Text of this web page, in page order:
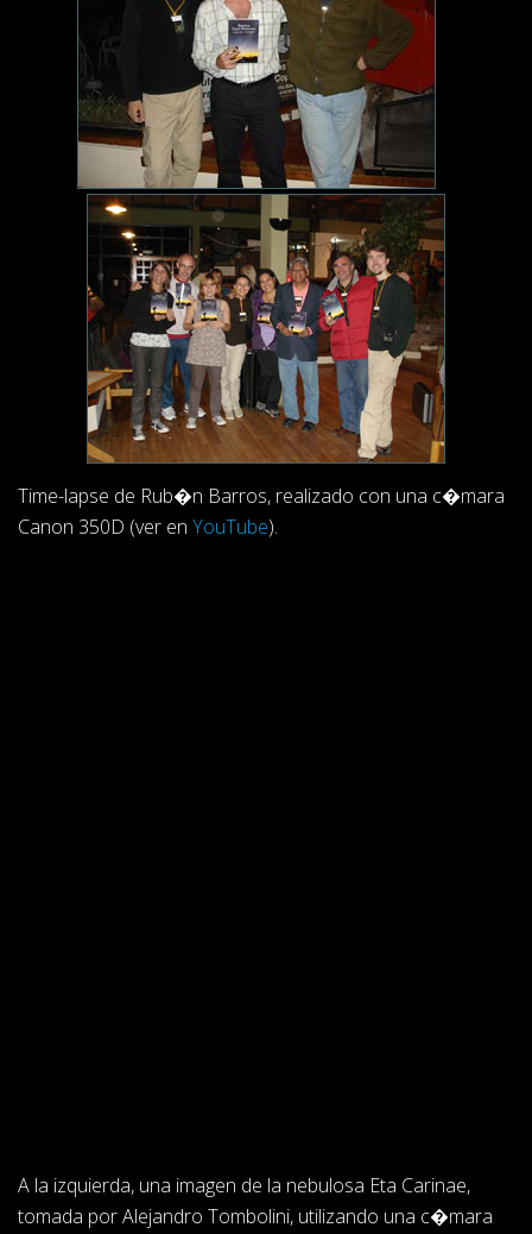
Time-lapse de Rub�n Barros, realizado con una c�mara
Canon 350D (ver en YouTube).
A la izquierda, una imagen de la nebulosa Eta Carinae,
tomada por Alejandro Tombolini, utilizando una c�mara